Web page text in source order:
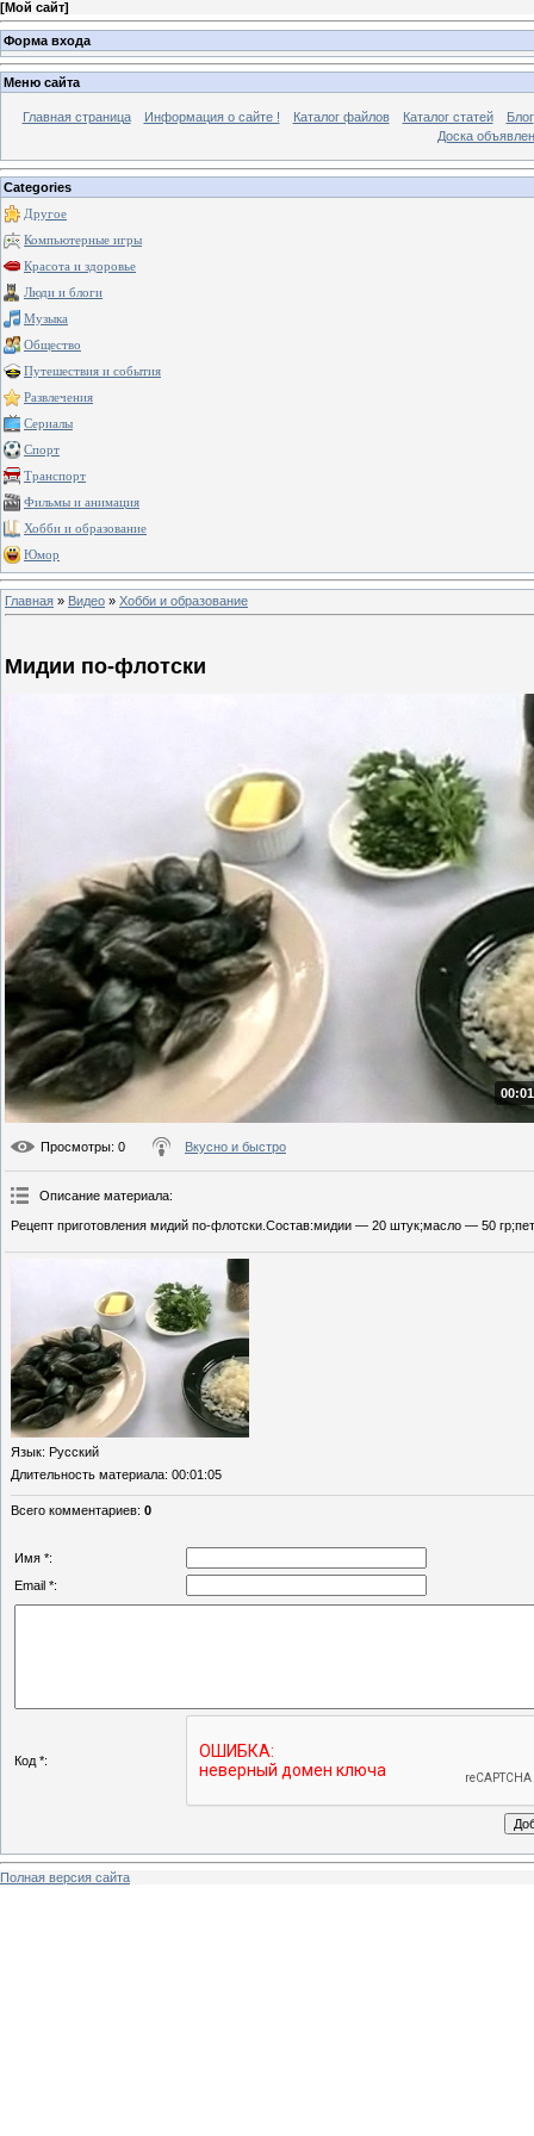
[Мой сайт]
Форма входа
Меню сайта
Главная страница Информация о сайте ! Каталог файлов Каталог статей
Блог
Доска
Categories
Другое
Компьютерные игры
Красота и здоровье
Люди и блоги
Музыка
Общество
Путешествия и события
Развлечения
Сериалы
Спорт
Транспорт
Фильмы и анимация
Хобби и образование
Юмор
Главная » Видео » Хобби и образование
Мидии по-флотски
Просмотры: 0 Вкусно и быстро
Описание материала:
Рецепт приготовления мидий по-флотски.Состав:мидии — 20 штук;масло — 50
Язык: Русский
Длительность материала: 00:01:05
Всего комментариев: 0
Имя *:
Email *:
Код *:
Полная версия сайта